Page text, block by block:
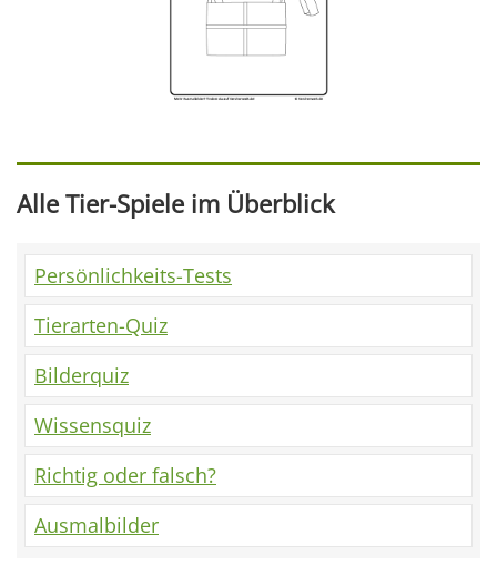
Alle Tier-Spiele im Überblick
Persönlichkeits-Tests
Tierarten-Quiz
Bilderquiz
Wissensquiz
Richtig oder falsch?
Ausmalbilder